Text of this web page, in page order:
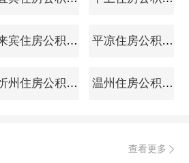
来宾住房公积金查询 平凉住房公积金查询
忻州住房公积金查询 温州住房公积金查询
查看更多